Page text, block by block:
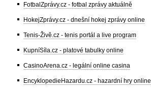
FotbalZprávy.cz - fotbal zprávy aktuálně
HokejZprávy.cz - dnešní hokej zprávy online
Tenis-Živě.cz - tenis portál a live program
KupníSíla.cz - platové tabulky online
CasinoArena.cz - legální online casina
EncyklopedieHazardu.cz - hazardní hry online